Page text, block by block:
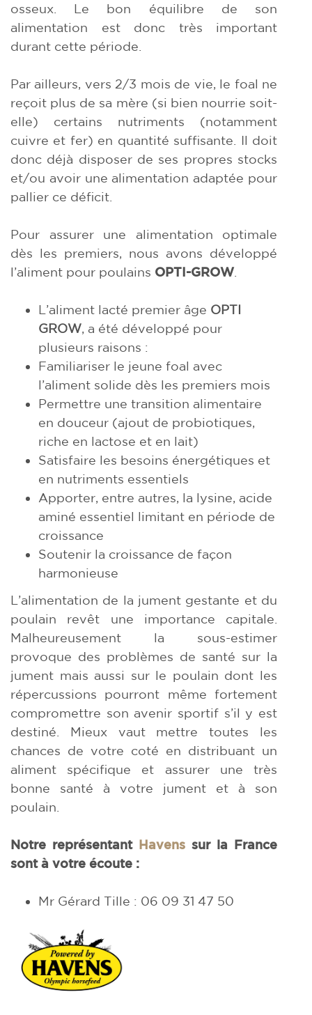
osseux. Le bon équilibre de son
alimentation est donc très important
durant cette période.
Par ailleurs, vers 2/3 mois de vie, le foal ne
reçoit plus de sa mère (si bien nourrie soit-
elle) certains nutriments (notamment
cuivre et fer) en quantité suffisante. Il doit
donc déjà disposer de ses propres stocks
et/ou avoir une alimentation adaptée pour
pallier ce déficit.
Pour assurer une alimentation optimale
dès les premiers, nous avons développé
l’aliment pour poulains OPTI-GROW.
L’aliment lacté premier âge OPTI
GROW , a été développé pour
plusieurs raisons :
Familiariser le jeune foal avec
l’aliment solide dès les premiers mois
Permettre une transition alimentaire
en douceur (ajout de probiotiques,
riche en lactose et en lait)
Satisfaire les besoins énergétiques et
en nutriments essentiels
Apporter, entre autres, la lysine, acide
aminé essentiel limitant en période de
croissance
Soutenir la croissance de façon
harmonieuse
L’alimentation de la jument gestante et du
poulain revêt une importance capitale.
Malheureusement la sous-estimer
provoque des problèmes de santé sur la
jument mais aussi sur le poulain dont les
répercussions pourront même fortement
compromettre son avenir sportif s’il y est
destiné. Mieux vaut mettre toutes les
chances de votre coté en distribuant un
aliment spécifique et assurer une très
bonne santé à votre jument et à son
poulain.
Notre représentant Havens sur la France
sont à votre écoute :
Mr Gérard Tille : 06 09 31 47 50